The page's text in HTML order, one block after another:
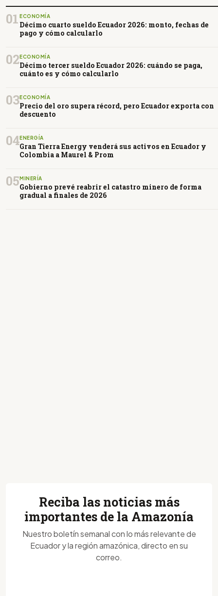
01 ECONOMÍA
Décimo cuarto sueldo Ecuador 2026: monto, fechas de
pago y cómo calcularlo
02ECONOMÍA
Décimo tercer sueldo Ecuador 2026: cuándo se paga,
cuánto es y cómo calcularlo
03ECONOMÍA
Precio del oro supera récord, pero Ecuador exporta con
descuento
04ENERGÍA
Gran Tierra Energy venderá sus activos en Ecuador y
Colombia a Maurel & Prom
05MINERÍA
Gobierno prevé reabrir el catastro minero de forma
gradual a finales de 2026
Reciba las noticias más
importantes de la Amazonía
Nuestro boletín semanal con lo más relevante de
Ecuador y la región amazónica, directo en su
correo.